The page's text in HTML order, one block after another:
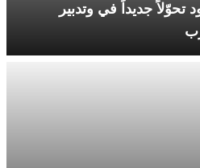
جديداً في وتدبير